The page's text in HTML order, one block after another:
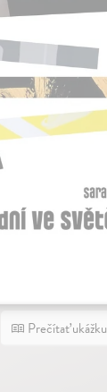
Prečítať ukážku